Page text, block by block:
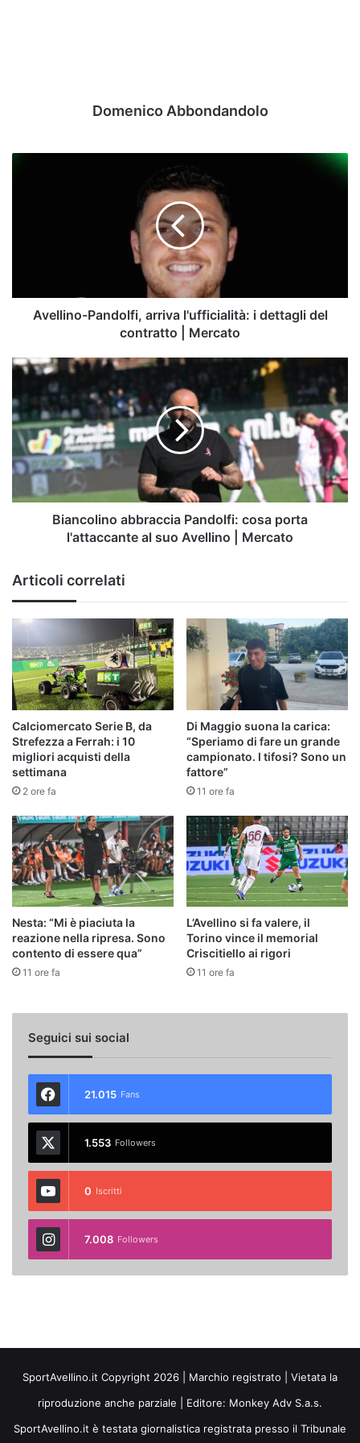
Domenico Abbondandolo
|
Mercato
Avellino-Pandolfi, arriva l'ufficialità: i dettagli del
contratto | Mercato
Biancolino
abbraccia
Pandolfi:
cosa
porta
l'attaccante
al
Avellino
Biancolino abbraccia Pandolfi: cosa porta
l'attaccante al suo Avellino | Mercato
Articoli correlati
Calciomercato Serie B, da
Strefezza a Ferrah: i 10
migliori acquisti della
settimana
2 ore fa
Di Maggio suona la carica:
“Speriamo di fare un grande
campionato. I tifosi? Sono un
fattore”
11 ore fa
Nesta: “Mi è piaciuta la
reazione nella ripresa. Sono
contento di essere qua”
11 ore fa
L’Avellino si fa valere, il
Torino vince il memorial
Criscitiello ai rigori
11 ore fa
Seguici sui social
21.015 Fans
1.553 Followers
0 Iscritti
7.008 Followers
SportAvellino.it Copyright 2026 | Marchio registrato | Vietata la
riproduzione anche parziale | Editore: Monkey Adv S.a.s.
SportAvellino.it è testata giornalistica registrata presso il Tribunale